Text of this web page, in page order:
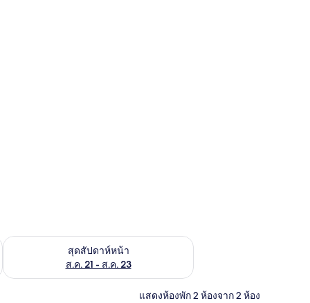
ส.ค. 14 - ส.ค. 16สุดสัปดาห์หน้า
ส.ค. 21 - ส.ค. 23
ตรวจสอบจำนวนห้องพักว่างในสุดสัปดาห์หน้า ส.ค. 21 - ส.ค. 23
แสดงห้องพัก 2 ห้องจาก 2 ห้อง